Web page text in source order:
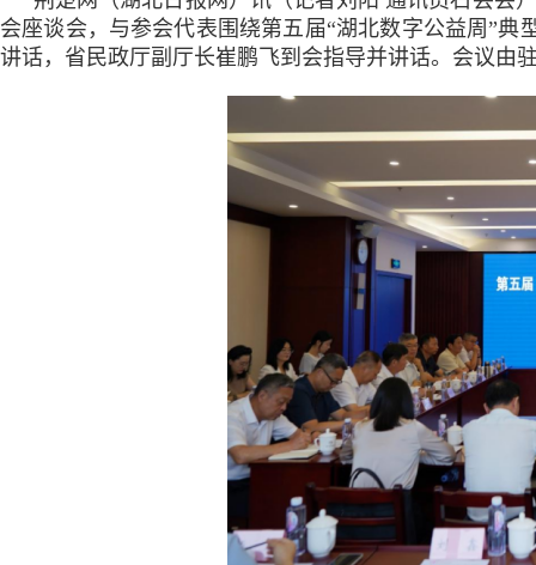
会座谈会，与参会代表围绕第五届“湖北数字公益周”
讲话，省民政厅副厅长崔鹏飞到会指导并讲话。会议由